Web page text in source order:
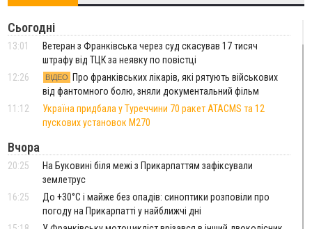
Сьогодні
13:01
Ветеран з Франківська через суд скасував 17 тисяч
штрафу від ТЦК за неявку по повістці
12:26
ВІДЕО
Про франківських лікарів, які рятують військових
від фантомного болю, зняли документальний фільм
11:12
Україна придбала у Туреччини 70 ракет ATACMS та 12
пускових установок M270
Вчора
20:25
На Буковині біля межі з Прикарпаттям зафіксували
землетрус
16:25
До +30°C і майже без опадів: синоптики розповіли про
погоду на Прикарпатті у найближчі дні